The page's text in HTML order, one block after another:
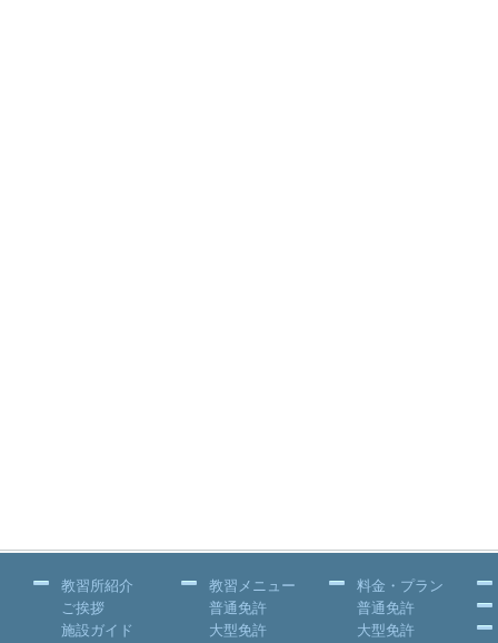
教習所紹介
ご挨拶
施設ガイド
教習メニュー
普通免許
大型免許
料金・プラン
普通免許
大型免許